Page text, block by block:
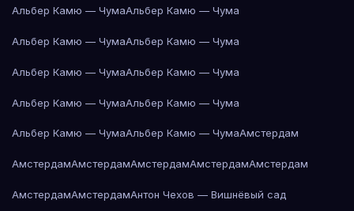
Альбер Камю — ЧумаАльбер Камю — Чума
Альбер Камю — ЧумаАльбер Камю — Чума
Альбер Камю — ЧумаАльбер Камю — Чума
Альбер Камю — ЧумаАльбер Камю — Чума
Альбер Камю — ЧумаАльбер Камю — ЧумаАмстердам
АмстердамАмстердамАмстердамАмстердамАмстердам
АмстердамАмстердамАнтон Чехов — Вишнёвый сад